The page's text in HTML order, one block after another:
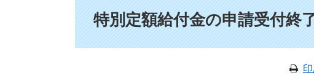
特別定額給付金の申請受付終